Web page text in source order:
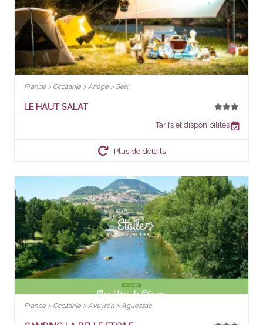
France > Occitanie > Ariège > Seix
LE HAUT SALAT
Tarifs et disponibilités
Plus de détails
France > Occitanie > Aveyron > Aguessac